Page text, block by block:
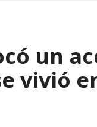
un
vivió